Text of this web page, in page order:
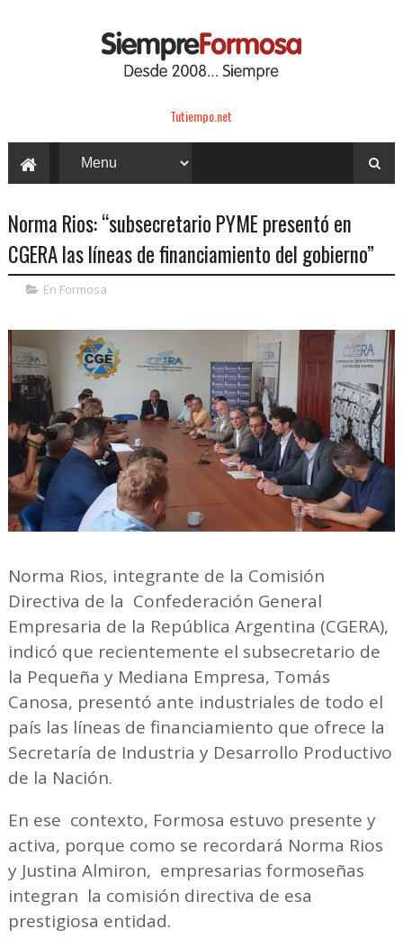
Tutiempo.net
Norma Rios: “subsecretario PYME presentó en
CGERA las líneas de financiamiento del gobierno”
En Formosa
Norma Rios, integrante de la Comisión
Directiva de la Confederación General
Empresaria de la República Argentina (CGERA),
indicó que recientemente el subsecretario de
la Pequeña y Mediana Empresa, Tomás
Canosa, presentó ante industriales de todo el
país las líneas de financiamiento que ofrece la
Secretaría de Industria y Desarrollo Productivo
de la Nación.
En ese contexto, Formosa estuvo presente y
activa, porque como se recordará Norma Rios
y Justina Almiron, empresarias formoseñas
integran la comisión directiva de esa
prestigiosa entidad.